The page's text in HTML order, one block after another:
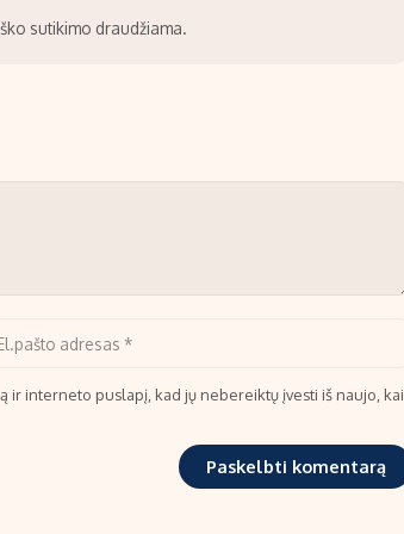
sutikimo draudžiama.
ir interneto puslapį, kad jų nebereiktų įvesti iš naujo, kai